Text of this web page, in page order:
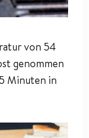
von 54
genommen
Minuten in